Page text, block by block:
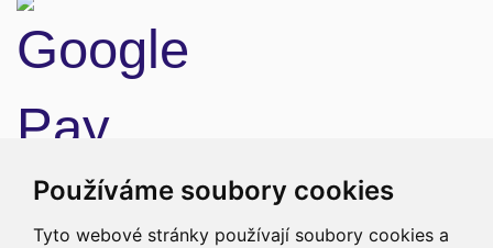
Používáme soubory cookies
Tyto webové stránky používají soubory cookies a
Doprava